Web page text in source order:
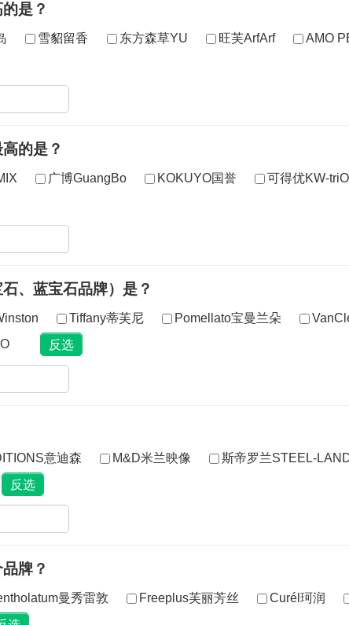
是？
雪貂留香 东方森草YU 旺芙ArfArf AMO
的是？
广博GuangBo KOKUYO国誉 可得优KW-triO
、蓝宝石品牌）是？
Tiffany蒂芙尼 Pomellato宝曼兰朵
意迪森 M&D米兰映像 斯帝罗兰STEEL-
牌？
曼秀雷敦 Freeplus芙丽芳丝 Curél珂润